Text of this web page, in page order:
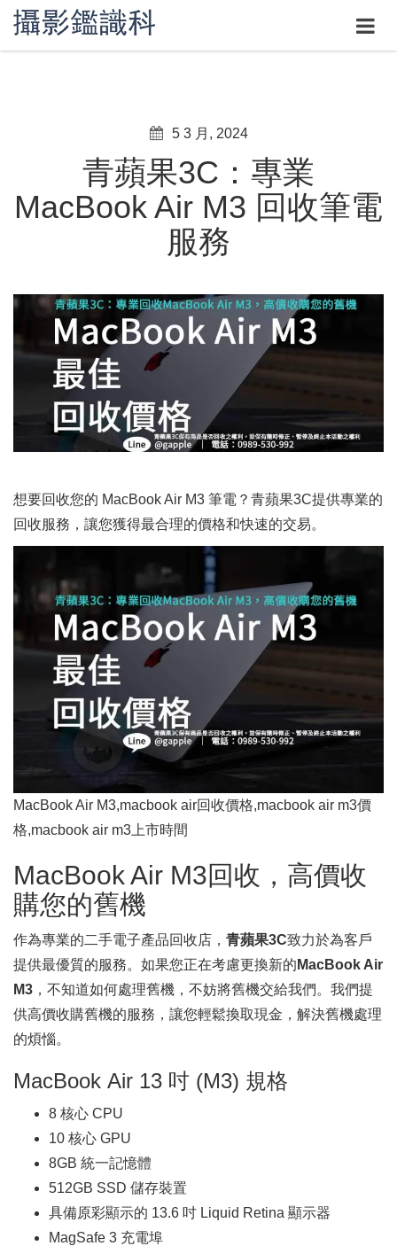
5 3 月, 2024
青蘋果3C：專業
MacBook Air M3 回收筆電
服務
想要回收您的 MacBook Air M3 筆電？青蘋果3C提供專業的
回收服務，讓您獲得最合理的價格和快速的交易。
MacBook Air M3,macbook air回收價格,macbook air m3價
格,macbook air m3上市時間
MacBook Air M3回收，高價收
購您的舊機
作為專業的二手電子產品回收店， 青蘋果3C致力於為客戶
提供最優質的服務。如果您正在考慮更換新的 MacBook Air
M3 ，不知道如何處理舊機，不妨將舊機交給我們。我們提
供高價收購舊機的服務，讓您輕鬆換取現金，解決舊機處理
的煩惱。
MacBook Air 13 吋 (M3) 規格
8 核心 CPU
10 核心 GPU
8GB 統一記憶體
512GB SSD 儲存裝置
具備原彩顯示的 13.6 吋 Liquid Retina 顯示器
MagSafe 3 充電埠